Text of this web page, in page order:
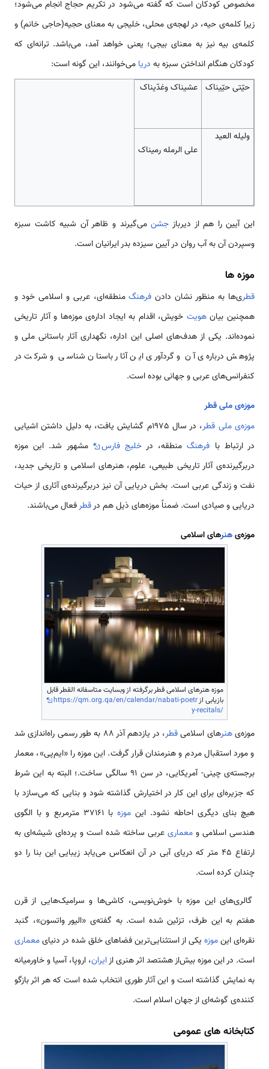
مخصوص کودکان است که گفته می‌شود در تکریم حجاج انجام می‌شود؛
زیرا کلمه‌ی حیه، در لهجه‌ی محلی، خلیجی به معنای حجیه(حاجی خانم) و
کلمه‌ی بیه نیز به معنای بیجی؛ یعنی خواهد آمد، می‌باشد. ترانه‌ای که
کودکان هنگام انداختن سبزه به دریا می‌خوانند، این گونه است:
حیّتی حیّیناک
عشیناک وغدّیناک
ولیله العید
علی الرمله رمیناک
این آیین را هم از دیرباز جشنمی‌گیرند‌ و ظاهر آن شبیه کاشت سبزه
وسپردن آن به آب روان در آیین سیزده بدر ایرانیان است.
موزه ‌ها
قطری‌ها به منظور نشان دادن فرهنگمنطقه‌ای، عربی و اسلامی خود و
همچنین بیانهویت خویش، اقدام به ایجاد اداره‌ی موزه‌ها و آثار تاریخی
نموده‌اند. یکی از هدف‌های اصلی این اداره، نگهداری آثار باستانی ملی و
پژوهش درباره‌ی آن و گردآوری این آثار باستان شناسی و شرکت در
کنفرانس‌های عربی و جهانی بوده است.
موزه‌ی ملی قطر
موزه‌ی ملی قطر
، در سال 1975م گشایش یافت، به دلیل داشتن اشیایی
در ارتباط با فرهنگمنطقه، درخلیج فارس
مشهور شد. این موزه
دربرگیرنده‌ی آثار تاریخی طبیعی، علوم، هنرهای اسلامی و تاریخی جدید،
نفت و زندگی عربی است. بخش دریایی آن نیز دربرگیرنده‌ی آثاری از حیات
دریایی و صیادی است. ضمناً موزه‌های ذیل هم درقطرفعال می‌باشند.
موزه‌یهنرهای اسلامی
موزه هنرهای اسلامی قطر برگرفته از وبسایت متاسفانه القطر قابل
بازیابی ازhttps://qm.org.qa/en/calendar/nabati-poetr
y-recitals/
موزه‌یهنرهای اسلامیقطر
، در یازدهم آذر 88 به طور رسمی راه‌اندازی شد
و مورد استقبال مردم و هنرمندان قرار گرفت. این موزه را «ایم‌پی»، معمار
برجسته‌ی چینی- آمریکایی، در سن 91 سالگی ساخت.؛ البته به این شرط
که جزیره‌ای برای این کار در اختیارش گذاشته شود و بنایی که می‌سازد با
هیچ بنای دیگری احاطه نشود. این موزه
با 37161 مترمربع و با الگوی
هندسی اسلامی و معماری عربی ساخته شده است و پرده‌‌ای شیشه‌ای به
ارتفاع 45 متر که دریای آبی در آن انعکاس می‌یابد زیبایی این بنا را دو
چندان کرده است.
گالری‌های این موزه با خوش‌نویسی، کاشی‌ها و سرامیک‌هایی از قرن
هفتم به این طرف، تزئین شده است. به گفته‌ی «الیور واتسون»، گنبد
نقره‌ای اینموزه یکی از استثنایی‌ترین فضاهای خلق شده در دنیایمعماری
است. در این موزه بیش‌از هشتصد اثر هنری ازایران، اروپا، آسیا و خاورمیانه
به نمایش گذاشته است و این آثار طوری انتخاب شده است که هر اثر بازگو
کننده‌ی گوشه‌ای از جهان اسلام است.
کتابخانه ‌های عمومی